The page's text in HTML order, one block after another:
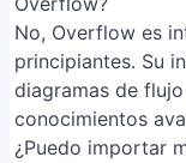
No, Overflow es
principiantes. Su
diagramas de
conocimientos
¿Puedo importar